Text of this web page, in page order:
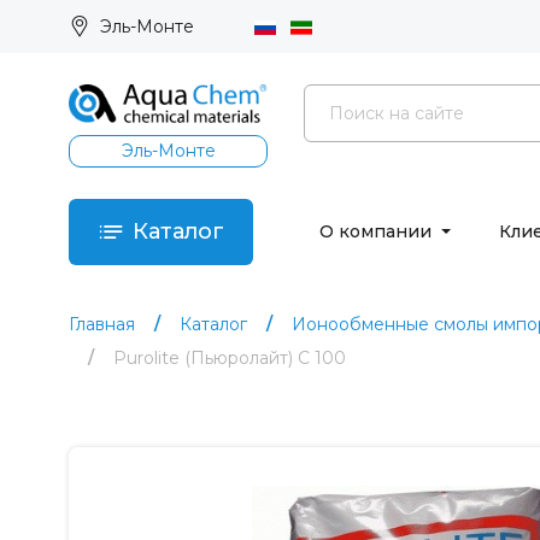
Эль-Монте
Эль-Монте
Каталог О компании
Главная Каталог
Ионообменные смолы
Purolite (Пьюролайт) C 100